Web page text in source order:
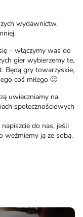
wydawnictw.
– włączymy was do
gier wybierzemy te,
Będą gry towarzyskie,
coś miłego 🙂
uwieczniamy na
społecznościowych
do nas, jeśli
weźmiemy ją ze sobą.